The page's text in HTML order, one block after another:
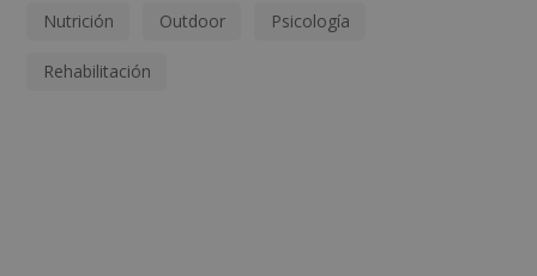
Nutrición Outdoor Psicología
Rehabilitación